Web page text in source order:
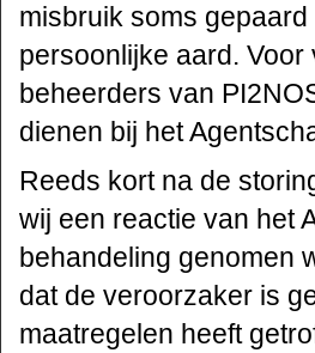
misbruik soms
persoonlijke aard.
beheerders van
dienen bij het
Reeds kort na de
wij een reactie van het
behandeling genomen
dat de veroorzaker is
maatregelen heeft